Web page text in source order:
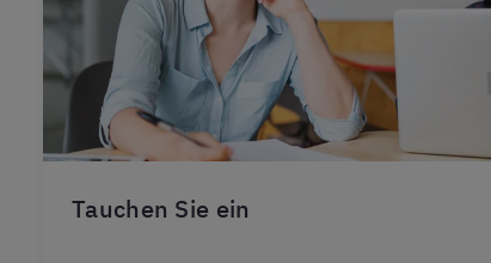
Tauchen Sie ein